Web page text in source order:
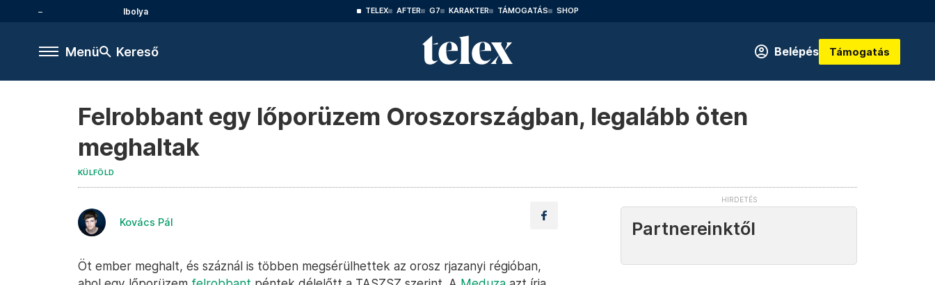
Ibolya TELEX AFTER G7 KARAKTER TÁMOGATÁS SHOP
Menü Kereső Belépés Támogatás
Felrobbant egy lőporüzem Oroszországban, legalább öten
meghaltak
KÜLFÖLD
Kovács Pál
Öt ember meghalt, és száznál is többen megsérülhettek az orosz rjazanyi régióban,
Partnereinktől